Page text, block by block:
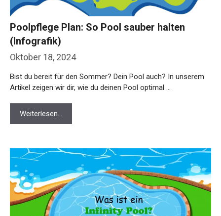
Oktober 18, 2024
Poolpflege Plan: So Pool sauber halten
(Infografik)
Bist du bereit für den Sommer? Dein Pool auch? In unserem
Artikel zeigen wir dir, wie du deinen Pool optimal …
Weiterlesen…